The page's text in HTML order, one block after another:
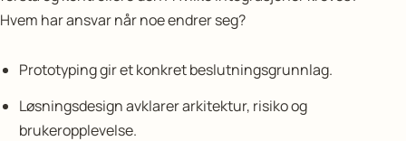
Hvem har ansvar når noe endrer seg?
Prototyping gir et konkret beslutningsgrunnlag.
Løsningsdesign avklarer arkitektur, risiko og
brukeropplevelse.